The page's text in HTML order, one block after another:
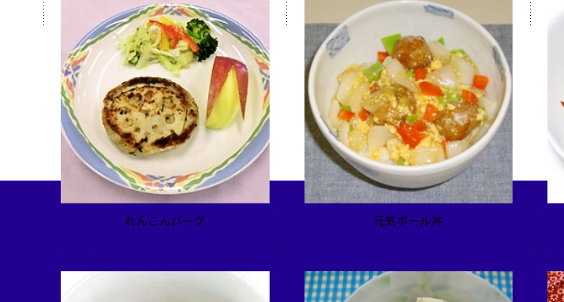
全学栄 野菜ミックスボール
全学栄 ニューミートップ
検索
れんこんバーグ 元気ボール丼